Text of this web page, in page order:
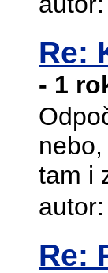
Re:
- 1
tam i
autor:
Re: